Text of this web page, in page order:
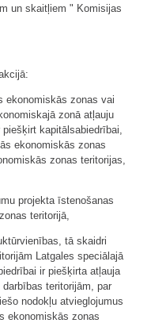
un skaitļiem " Komisijas
ekonomiskās zonas vai
zonā atļauju
kapitālsabiedrībai,
ekonomiskās zonas
zonas teritorijas,
projekta īstenošanas
teritorijā,
tā skaidri
Latgales speciālajā
ir piešķirta atļauja
teritorijām, par
nodokļu atvieglojumus
ekonomiskās zonas